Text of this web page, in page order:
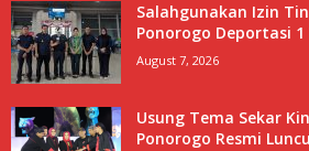
Salahgunakan Izin
Ponorogo Deportasi
August 7, 2026
Usung Tema Sekar
Ponorogo Resmi